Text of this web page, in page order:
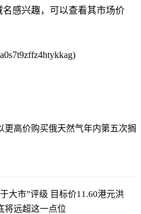
感兴趣，可以查看其市场价
更高价购买俄天然气年内第五次搁
大市”评级 目标价11.60港元洪
将远超这一点位